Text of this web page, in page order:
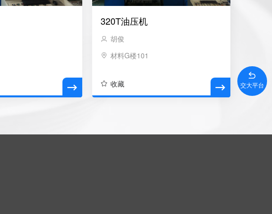
320T油压机
胡俊
材料G楼101
收藏 交大平台